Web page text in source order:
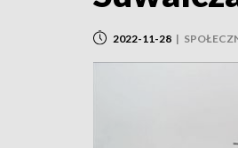
2022-11-28 |